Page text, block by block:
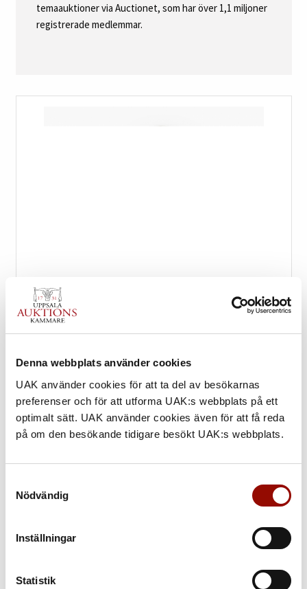
Denna webbplats använder cookies
UAK använder cookies för att ta del av besökarnas
preferenser och för att utforma UAK:s webbplats på ett
optimalt sätt. UAK använder cookies även för att få reda
på om den besökande tidigare besökt UAK:s webbplats.
Nödvändig
Inställningar
Statistik
temaauktioner via Auctionet, som har över 1,1 miljoner
registrerade medlemmar.
180. SKED
UTROP
€ 7.900 - 10.000